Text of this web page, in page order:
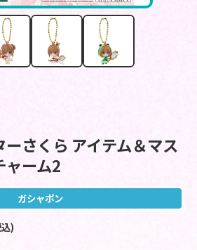
さくら アイテム＆マス
ャーム2
ガシャポン
)